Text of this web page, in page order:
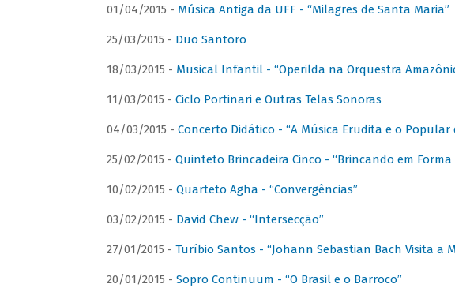
01/04/2015 - Música Antiga da UFF - “Milagres de Santa Maria”
25/03/2015 - Duo Santoro
18/03/2015 - Musical Infantil - “Operilda na Orquestra
11/03/2015 - Ciclo Portinari e Outras Telas Sonoras
04/03/2015 - Concerto Didático - “A Música Erudita e o Popular
25/02/2015 - Quinteto Brincadeira Cinco - “Brincando em Forma
10/02/2015 - Quarteto Agha - “Convergências”
03/02/2015 - David Chew - “Intersecção”
27/01/2015 - Turíbio Santos - “Johann Sebastian Bach Visita a
20/01/2015 - Sopro Continuum - “O Brasil e o Barroco”